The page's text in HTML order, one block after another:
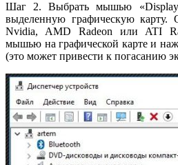
Шаг 2. Выбрать мышью «Display
выделенную графическую карту.
Nvidia, AMD Radeon или ATI
мышью на графической карте и
(это может привести к погасанию